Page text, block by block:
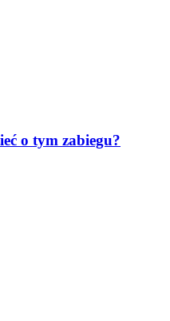
o tym zabiegu?